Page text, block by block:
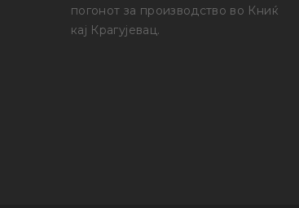
погонот за производство во Книќ
кај Крагујевац.